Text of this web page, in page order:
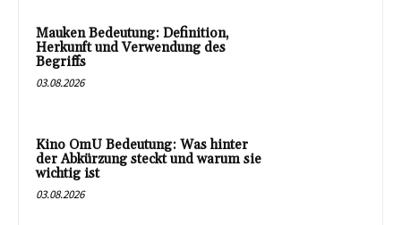
Mauken Bedeutung: Definition,
Herkunft und Verwendung des
Begriffs
03.08.2026
Kino OmU Bedeutung: Was hinter
der Abkürzung steckt und warum sie
wichtig ist
03.08.2026